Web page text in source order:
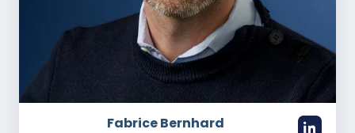
Fabrice Bernhard